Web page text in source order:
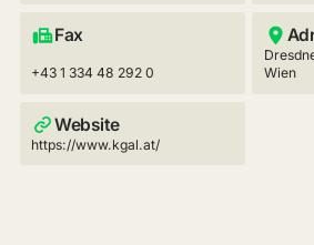
Fax
+43 1 334 48 292 0
Wien
Website
https://www.kgal.at/